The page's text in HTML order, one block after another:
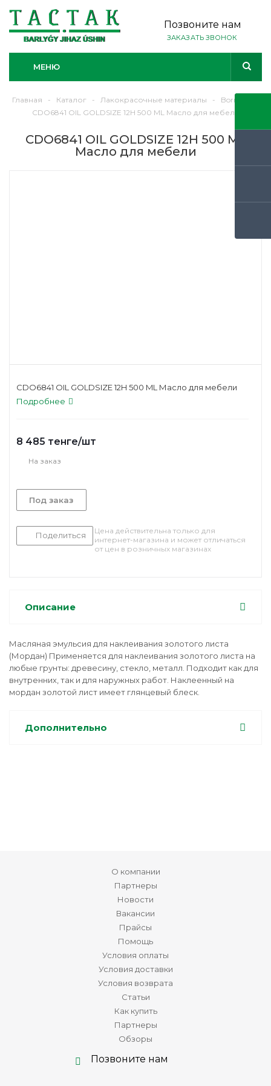
Позвоните нам
ЗАКАЗАТЬ ЗВОНОК
МЕНЮ
Главная - Каталог - Лакокрасочные материалы - Borma
CDO6841 OIL GOLDSIZE 12H 500 ML Масло для мебели
CDO6841 OIL GOLDSIZE 12H 500 ML
Масло для мебели
CDO6841 OIL GOLDSIZE 12H 500 ML Масло для мебели
Подробнее
8 485 тенге/шт
На заказ
Под заказ
Поделиться
Цена действительна только для
интернет-магазина и может отличаться
от цен в розничных магазинах
Описание
Масляная эмульсия для наклеивания золотого листа
(Мордан) Применяется для наклеивания золотого листа на
любые грунты: древесину, стекло, металл. Подходит как для
внутренних, так и для наружных работ. Наклеенный на
мордан золотой лист имеет глянцевый блеск.
Дополнительно
О компании
Партнеры
Новости
Вакансии
Прайсы
Помощь
Условия оплаты
Условия доставки
Условия возврата
Статьи
Как купить
Партнеры
Обзоры
Позвоните нам